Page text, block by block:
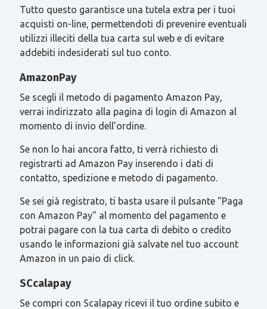
Tutto questo garantisce una tutela extra per i tuoi
acquisti on-line, permettendoti di prevenire eventuali
utilizzi illeciti della tua carta sul web e di evitare
addebiti indesiderati sul tuo conto.
AmazonPay
Se scegli il metodo di pagamento Amazon Pay,
verrai indirizzato alla pagina di login di Amazon al
momento di invio dell’ordine.
Se non lo hai ancora fatto, ti verrà richiesto di
registrarti ad Amazon Pay inserendo i dati di
contatto, spedizione e metodo di pagamento.
Se sei già registrato, ti basta usare il pulsante "Paga
con Amazon Pay" al momento del pagamento e
potrai pagare con la tua carta di debito o credito
usando le informazioni già salvate nel tuo account
Amazon in un paio di click.
SCcalapay
Se compri con Scalapay ricevi il tuo ordine subito e